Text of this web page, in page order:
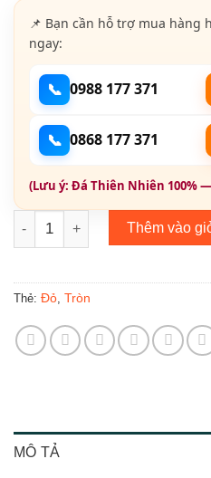
📌 Bạn cần hỗ trợ mua hàng
ngay:
📞 0988 177 371
📞 0868 177 371
(Lưu ý: Đá Thiên Nhiên 100%
Garnet Mài Giác Tròn G001 số
Thêm vào
Thẻ: Đỏ, Tròn
MÔ TẢ